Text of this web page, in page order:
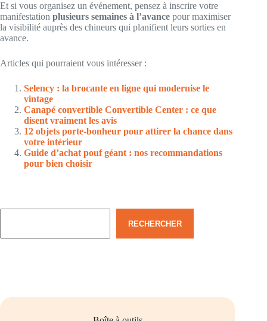
Et si vous organisez un événement, pensez à inscrire votre
manifestation plusieurs semaines à l’avance pour maximiser
la visibilité auprès des chineurs qui planifient leurs sorties en
avance.
Articles qui pourraient vous intéresser :
Selency : la brocante en ligne qui modernise le
vintage
Canapé convertible Convertible Center : ce que
disent vraiment les avis
12 objets porte-bonheur pour attirer la chance dans
votre intérieur
Guide d’achat pouf géant : nos recommandations
pour bien choisir
RECHERCHER